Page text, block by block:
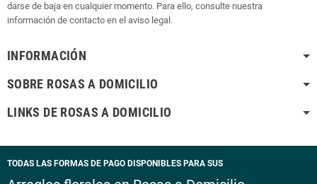
darse de baja en cualquier momento. Para ello, consulte nuestra
información de contacto en el aviso legal.
INFORMACIÓN
SOBRE ROSAS A DOMICILIO
LINKS DE ROSAS A DOMICILIO
TODAS LAS FORMAS DE PAGO DISPONIBLES PARA SUS